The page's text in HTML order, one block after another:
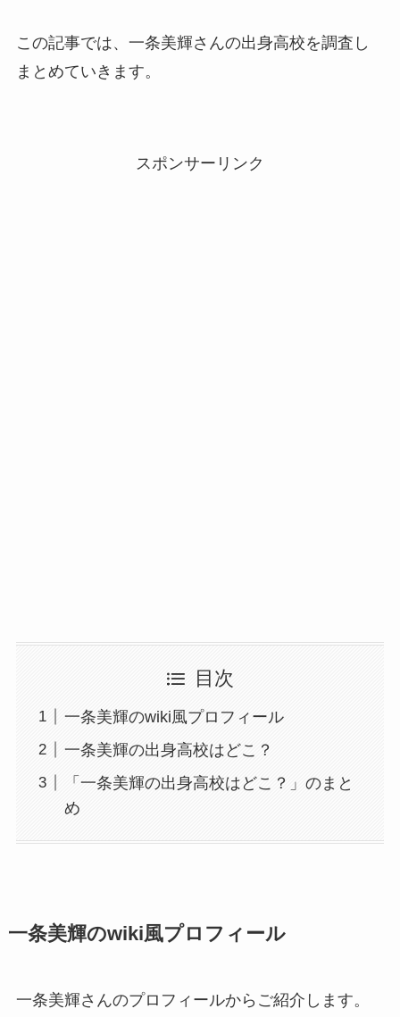
この記事では、一条美輝さんの出身高校を調査し
まとめていきます。
スポンサーリンク
目次
一条美輝のwiki風プロフィール
一条美輝の出身高校はどこ？
「一条美輝の出身高校はどこ？」のまと
め
一条美輝のwiki風プロフィール
一条美輝さんのプロフィールからご紹介します。